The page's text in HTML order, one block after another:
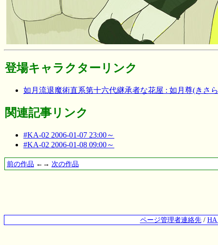
登場キャラクターリンク
如月流退魔術直系第十六代継承者な花屋 : 如月尊(きさ
関連記事リンク
#KA-02 2006-01-07 23:00～
#KA-02 2006-01-08 09:00～
前の作品 ←→ 次の作品
ページ管理者連絡先/ HA